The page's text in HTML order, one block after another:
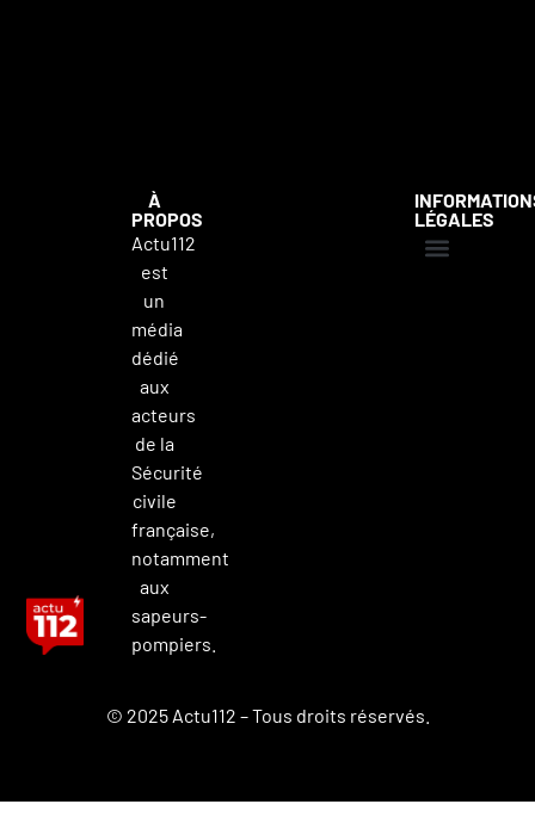
À
PROPOS
Actu112
est
un
média
dédié
aux
acteurs
de la
Sécurité
civile
française,
notamment
aux
sapeurs-
pompiers.
LÉGALES
© 2025 Actu112 – Tous droits réservés.